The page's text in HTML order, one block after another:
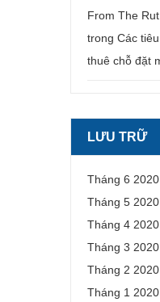
From The
trong Các
thuê chỗ đặt
LƯU TRỮ
Tháng 6 2020
Tháng 5 2020
Tháng 4 2020
Tháng 3 2020
Tháng 2 2020
Tháng 1 2020